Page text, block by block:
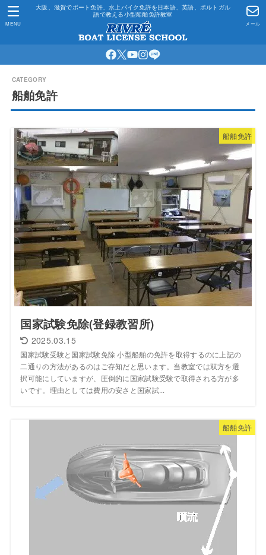
大阪、滋賀でボート免許、水上バイク免許を日本語、英語、ポルトガル
語で教える小型船舶免許教室
メール
MENU
船舶免許
船舶免許
国家試験免除(登録教習所)
2025.03.15
国家試験受験と国家試験免除 小型船舶の免許を取得するのに上記の
二通りの方法があるのはご存知だと思います。当教室では双方を選
択可能にしていますが、圧倒的に国家試験受験で取得される方が多
いです。理由としては費用の安さと国家試...
船舶免許